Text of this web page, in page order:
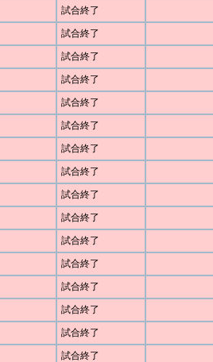
試合終了
試合終了
試合終了
試合終了
試合終了
試合終了
試合終了
試合終了
試合終了
試合終了
試合終了
試合終了
試合終了
試合終了
試合終了
試合終了